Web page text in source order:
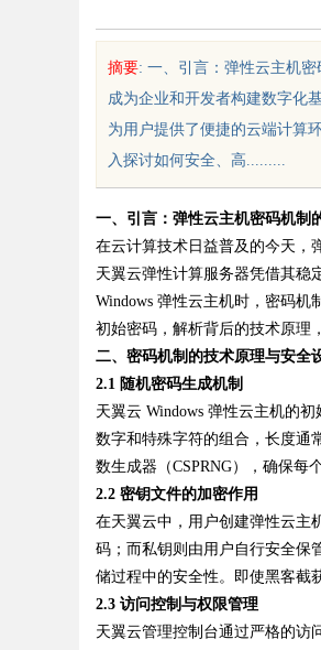
sc
uz
摘要: 一、引言：弹性云主机
成为企业和开发者构建数字化
为用户提供了便捷的云端计算
入探讨如何安全、高.........
一、引言：弹性云主机密码机制
在云计算技术日益普及的今天，
天翼云弹性计算服务器凭借其稳
Windows 弹性云主机时，密码
初始密码，解析背后的技术原理
二、密码机制的技术原理与安全
2.1 随机密码生成机制
天翼云 Windows 弹性云主机的
数字和特殊字符的组合，长度通
数生成器（CSPRNG），确保每
2.2 密钥文件的加密作用
在天翼云中，用户创建弹性云主
码；而私钥则由用户自行安全保
储过程中的安全性。即使黑客截
2.3 访问控制与权限管理
天翼云管理控制台通过严格的访
专业充电桩项目软件开发商，
着哪些行业秘诀？